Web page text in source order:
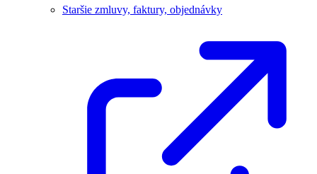
Staršie zmluvy, faktury, objednávky